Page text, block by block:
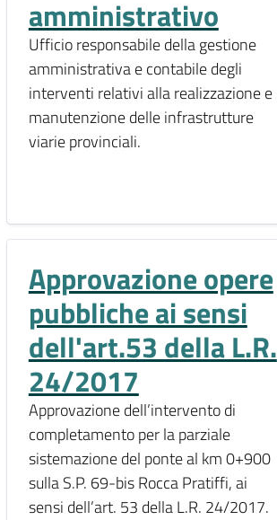
amministrativo
Ufficio responsabile della gestione
amministrativa e contabile degli
interventi relativi alla realizzazione e
manutenzione delle infrastrutture
viarie provinciali.
Approvazione opere
pubbliche ai sensi
dell'art.53 della L.R.
24/2017
Approvazione dell’intervento di
completamento per la parziale
sistemazione del ponte al km 0+900
sulla S.P. 69-bis Rocca Pratiffi, ai
sensi dell’art. 53 della L.R. 24/2017.